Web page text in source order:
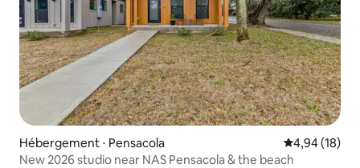
Hébergement ⋅ Pensacola Évaluation
4,94 (18)
New 2026 studio near NAS Pensacola & the beach